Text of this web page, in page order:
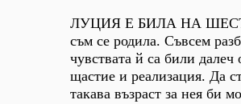
ЛУЦИЯ Е БИЛА НА
съм се родила. Съвсем
чувствата й са били далеч
щастие и реализация. Да
такава възраст за нея би